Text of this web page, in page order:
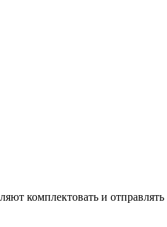
комплектовать и отправлять